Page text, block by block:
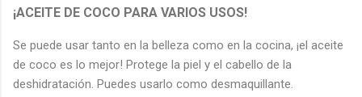
¡ACEITE DE COCO PARA VARIOS USOS!
Se puede usar tanto en la belleza como en la cocina, ¡el aceite
de coco es lo mejor! Protege la piel y el cabello de la
deshidratación. Puedes usarlo como desmaquillante.